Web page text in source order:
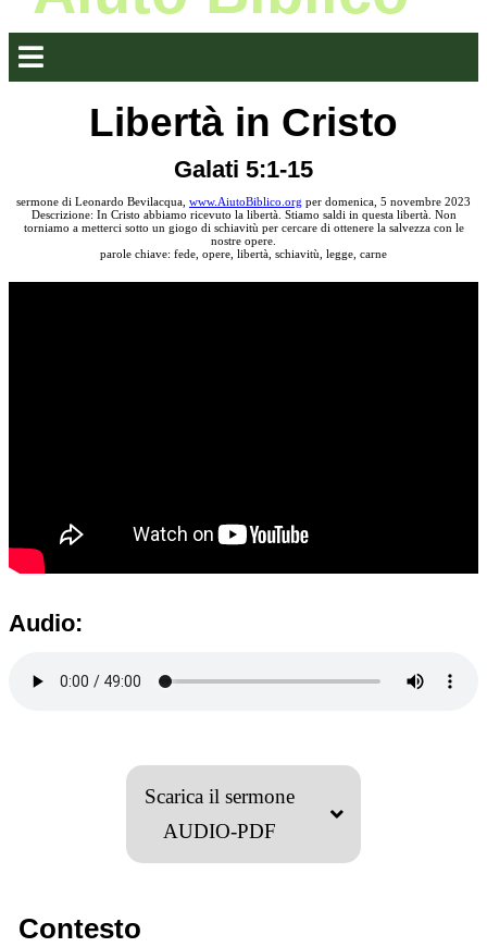
Libertà in Cristo
Galati 5:1-15
sermone di Leonardo Bevilacqua, www.AiutoBiblico.org per domenica, 5 novembre 2023
Descrizione: In Cristo abbiamo ricevuto la libertà. Stiamo saldi in questa libertà. Non
torniamo a metterci sotto un giogo di schiavitù per cercare di ottenere la salvezza con le
nostre opere.
parole chiave: fede, opere, libertà, schiavitù, legge, carne
Audio:
Scarica il sermone
AUDIO-PDF
Contesto